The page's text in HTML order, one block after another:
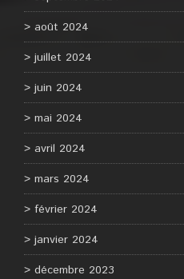
août 2024
juillet 2024
juin 2024
mai 2024
avril 2024
mars 2024
février 2024
janvier 2024
décembre 2023